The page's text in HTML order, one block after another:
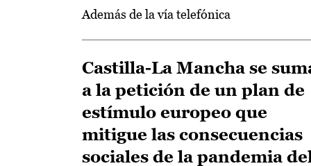
Además de la vía telefónica
Castilla-La Mancha se
a la petición de un plan de
estímulo europeo que
mitigue las consecuencias
sociales de la pandemia